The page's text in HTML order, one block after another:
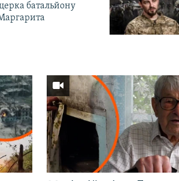
батальйону